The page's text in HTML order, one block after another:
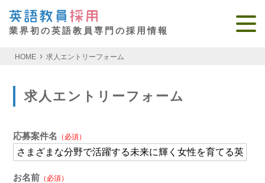
業界初の英語教員専門の採用情報
HOME 求人エントリーフォーム
求人エントリーフォーム
応募案件名 （必須）
お名前 （必須）